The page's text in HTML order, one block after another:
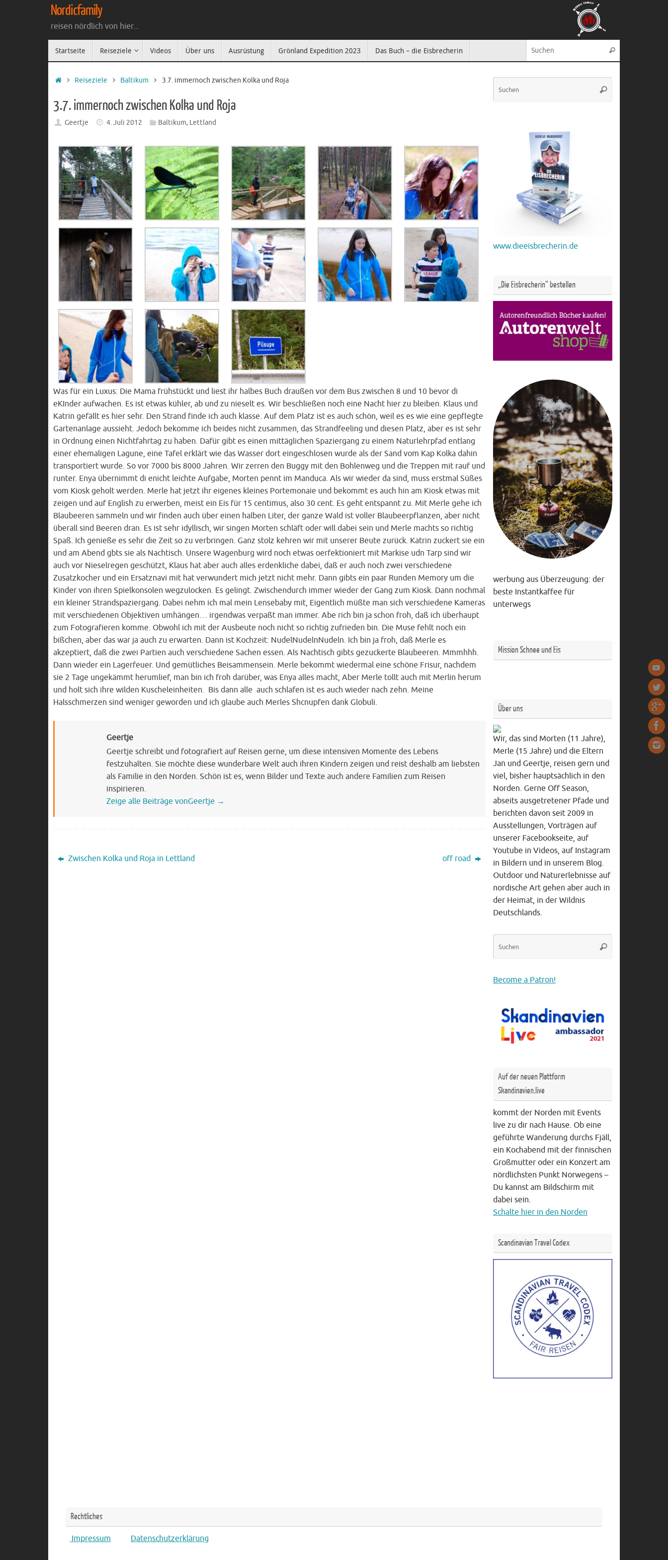
Nordicfamily
reisen nördlich von hier...
Inhalt
Startseite Reiseziele Videos Über uns Ausrüstung Grönland Expedition 2023 Das Buch – die Eisbrecherin Suchen
Startseite
Reiseziele Baltikum 3.7. immernoch zwischen Kolka und Roja
3.7. immernoch zwischen Kolka und Roja
Geertje 4. Juli 2012 Baltikum, Lettland
Was für ein Luxus: Die Mama frühstückt und liest ihr halbes Buch draußen vor dem Bus zwischen 8 und 10 bevor di
eKInder aufwachen. Es ist etwas kühler, ab und zu nieselt es. Wir beschließen noch eine Nacht hier zu bleiben. Klaus und
Katrin gefällt es hier sehr. Den Strand finde ich auch klasse. Auf dem Platz ist es auch schön, weil es es wie eine gepflegte
Gartenanlage aussieht. Jedoch bekomme ich beides nicht zusammen, das Strandfeeling und diesen Platz, aber es ist sehr
in Ordnung einen Nichtfahrtag zu haben. Dafür gibt es einen mittäglichen Spaziergang zu einem Naturlehrpfad entlang
einer ehemaligen Lagune, eine Tafel erklärt wie das Wasser dort eingeschlosen wurde als der Sand vom Kap Kolka dahin
transportiert wurde. So vor 7000 bis 8000 Jahren. Wir zerren den Buggy mit den Bohlenweg und die Treppen mit rauf und
runter. Enya übernimmt di enicht leichte Aufgabe, Morten pennt im Manduca. Als wir wieder da sind, muss erstmal Süßes
vom Kiosk geholt werden. Merle hat jetzt ihr eigenes kleines Portemonaie und bekommt es auch hin am Kiosk etwas mit
zeigen und auf English zu erwerben, meist ein Eis für 15 centimus, also 30 cent. Es geht entspannt zu. Mit Merle gehe ich
Blaubeeren sammeln und wir finden auch über einen halben Liter, der ganze Wald ist voller Blaubeerpflanzen, aber nicht
überall sind Beeren dran. Es ist sehr idyllisch, wir singen Morten schläft oder will dabei sein und Merle machts so richtig
Spaß. Ich genieße es sehr die Zeit so zu verbringen. Ganz stolz kehren wir mit unserer Beute zurück. Katrin zuckert sie ein
und am Abend gbts sie als Nachtisch. Unsere Wagenburg wird noch etwas oerfektioniert mit Markise udn Tarp sind wir
auch vor Nieselregen geschützt, Klaus hat aber auch alles erdenkliche dabei, daß er auch noch zwei verschiedene
Zusatzkocher und ein Ersatznavi mit hat verwundert mich jetzt nicht mehr. Dann gibts ein paar Runden Memory um die
Kinder von ihren Spielkonsolen wegzulocken. Es gelingt. Zwischendurch immer wieder der Gang zum Kiosk. Dann nochmal
ein kleiner Strandspaziergang. Dabei nehm ich mal mein Lensebaby mit, Eigentlich müßte man sich verschiedene Kameras
mit verschiedenen Objektiven umhängen… irgendwas verpaßt man immer. Abe rich bin ja schon froh, daß ich überhaupt
zum Fotografieren komme. Obwohl ich mit der Ausbeute noch nicht so richtig zufrieden bin. Die Muse fehlt noch ein
bißchen, aber das war ja auch zu erwarten. Dann ist Kochzeit: NudelNudelnNudeln. Ich bin ja froh, daß Merle es
akzeptiert, daß die zwei Partien auch verschiedene Sachen essen. Als Nachtisch gibts gezuckerte Blaubeeren. Mmmhhh.
Dann wieder ein Lagerfeuer. Und gemütliches Beisammensein. Merle bekommt wiedermal eine schöne Frisur, nachdem
sie 2 Tage ungekämmt herumlief, man bin ich froh darüber, was Enya alles macht, Aber Merle tollt auch mit Merlin herum
und holt sich ihre wilden Kuscheleinheiten. Bis dann alle auch schlafen ist es auch wieder nach zehn. Meine
Halsschmerzen sind weniger geworden und ich glaube auch Merles Shcnupfen dank Globuli.
Geertje
Geertje schreibt und fotografiert auf Reisen gerne, um diese intensiven Momente des Lebens
festzuhalten. Sie möchte diese wunderbare Welt auch ihren Kindern zeigen und reist deshalb am liebsten
als Familie in den Norden. Schön ist es, wenn Bilder und Texte auch andere Familien zum Reisen
inspirieren.
Zeige alle Beiträge vonGeertje →
Zwischen Kolka und Roja in Lettland off road
Suchen
www.dieeisbrecherin.de
„Die Eisbrecherin“ bestellen
werbung aus Überzeugung: der
beste Instantkaffee für
unterwegs
Mission Schnee und Eis
Über uns
Wir, das sind Morten (11 Jahre),
Merle (15 Jahre) und die Eltern
Jan und Geertje, reisen gern und
viel, bisher hauptsächlich in den
Norden. Gerne Off Season,
abseits ausgetretener Pfade und
berichten davon seit 2009 in
Ausstellungen, Vorträgen auf
unserer Facebookseite, auf
Youtube in Videos, auf Instagram
in Bildern und in unserem Blog.
Outdoor und Naturerlebnisse auf
nordische Art gehen aber auch in
der Heimat, in der Wildnis
Deutschlands.
Suchen
Become a Patron!
Auf der neuen Plattform
Skandinavien.live
kommt der Norden mit Events
live zu dir nach Hause. Ob eine
geführte Wanderung durchs Fjäll,
ein Kochabend mit der finnischen
Großmutter oder ein Konzert am
nördlichsten Punkt Norwegens –
Du kannst am Bildschirm mit
dabei sein.
Schalte hier in den Norden
Scandinavian Travel Codex
Rechtliches
Impressum Datenschutzerklärung